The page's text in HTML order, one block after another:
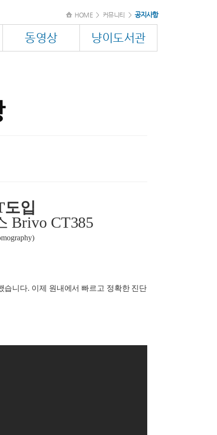
HOME> 커뮤니티 > 공지사항
동영상 냥이도서관
입
Brivo CT385
니다. 이제 원내에서 빠르고 정확한 진단